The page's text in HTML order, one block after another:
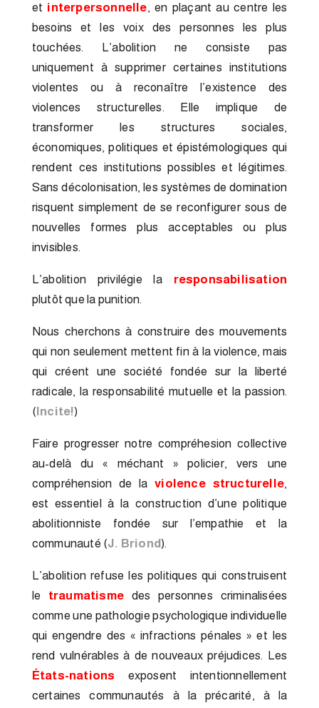
et interpersonnelle, en plaçant au centre les
besoins et les voix des personnes les plus
touchées. L’abolition ne consiste pas
uniquement à supprimer certaines institutions
violentes ou à reconaître l’existence des
violences structurelles. Elle implique de
transformer les structures sociales,
économiques, politiques et épistémologiques qui
rendent ces institutions possibles et légitimes.
Sans décolonisation, les systèmes de domination
risquent simplement de se reconfigurer sous de
nouvelles formes plus acceptables ou plus
invisibles.
L’abolition privilégie la responsabilisation
plutôt que la punition.
Nous cherchons à construire des mouvements
qui non seulement mettent fin à la violence, mais
qui créent une société fondée sur la liberté
radicale, la responsabilité mutuelle et la passion.
( Incite!)
Faire progresser notre compréhesion collective
au-delà du « méchant » policier, vers une
compréhension de laviolence structurelle,
est essentiel à la construction d’une politique
abolitionniste fondée sur l’empathie et la
communauté (J. Briond).
L’abolition refuse les politiques qui construisent
le traumatisme des personnes criminalisées
comme une pathologie psychologique individuelle
qui engendre des « infractions pénales » et les
rend vulnérables à de nouveaux préjudices. Les
États-nations exposent intentionnellement
certaines communautés à la précarité, à la